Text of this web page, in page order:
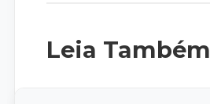
Leia Também